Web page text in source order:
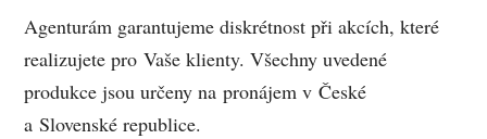
Agenturám garantujeme diskrétnost při akcích, které
realizujete pro Vaše klienty. Všechny uvedené
produkce jsou určeny na pronájem v České
a Slovenské republice.